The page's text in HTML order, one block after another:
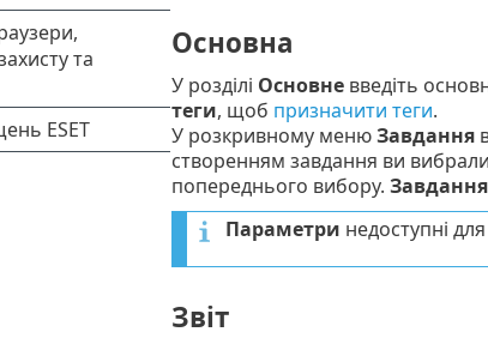
Основна
У розділі Основневведіть
теги, щоб призначити теги.
У розкривному менюЗавдання
створенням завдання ви
попереднього вибору. Завдання
Параметри недоступні
Звіт